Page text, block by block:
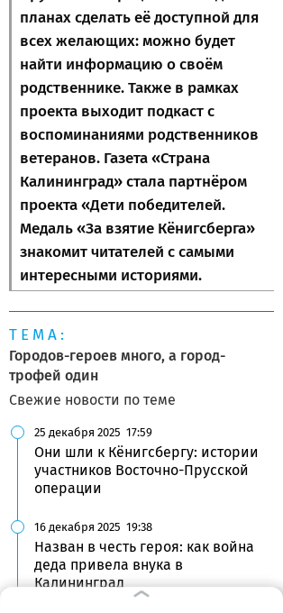
планах сделать её доступной для
всех желающих: можно будет
найти информацию о своём
родственнике. Также в рамках
проекта выходит подкаст с
воспоминаниями родственников
ветеранов. Газета «Страна
Калининград» стала партнёром
проекта «Дети победителей.
Медаль «За взятие Кёнигсберга»
знакомит читателей с самыми
интересными историями.
ТЕМА:
Городов-героев много, а город-
трофей один
Свежие новости по теме
Они шли к Кёнигсбергу: истории
участников Восточно-Прусской
операции
25 декабря 2025 17:59
Назван в честь героя: как война
деда привела внука в
Калининград
16 декабря 2025 19:38